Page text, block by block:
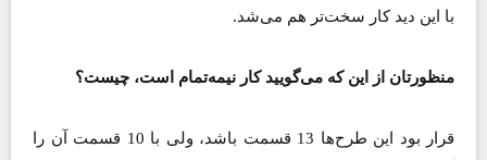
با این دید کار سخت‌تر هم می‌شد.
منظورتان از این که می‌گویید کار نیمه‌تمام است، چیست؟
قرار بود این طرح‌ها 13 قسمت باشد، ولی با 10 قسمت آن را